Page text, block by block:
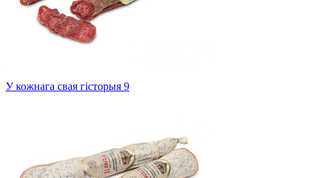
У кожнага свая гісторыя 9